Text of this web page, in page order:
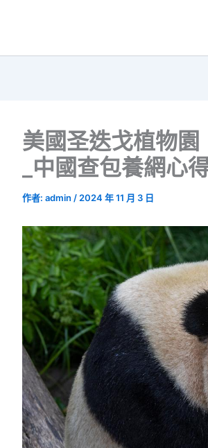
美國圣迭戈植物園
_中國查包養網心
作者: admin / 2024 年 11 月 3 日